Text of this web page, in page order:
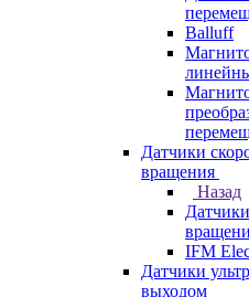
Balluff
Датчики
вращения
Назад
IFM
Датчики
выходом